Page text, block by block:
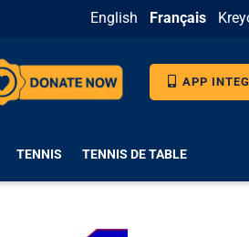
English Français
APP
TENNIS TENNIS DE TABLE